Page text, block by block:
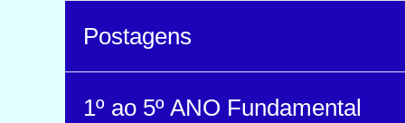
Postagens
1º ao 5º ANO Fundamental